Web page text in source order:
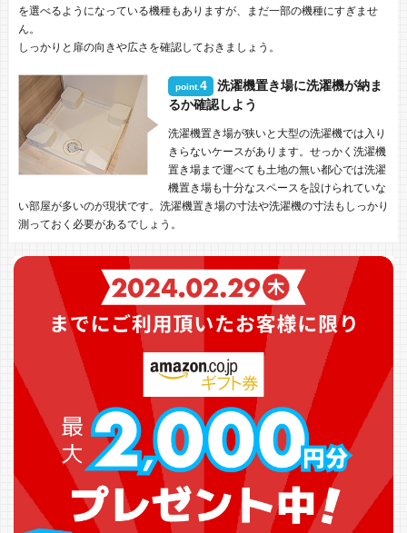
を選べるようになっている機種もありますが、まだ一部の機種にすぎませ
ん。
しっかりと扉の向きや広さを確認しておきましょう。
point.4
洗濯機置き場に洗濯機が納ま
るか確認しよう
洗濯機置き場が狭いと大型の洗濯機では入り
きらないケースがあります。せっかく洗濯機
置き場まで運べても土地の無い都心では洗濯
機置き場も十分なスペースを設けられていな
い部屋が多いのが現状です。洗濯機置き場の寸法や洗濯機の寸法もしっかり
測っておく必要があるでしょう。